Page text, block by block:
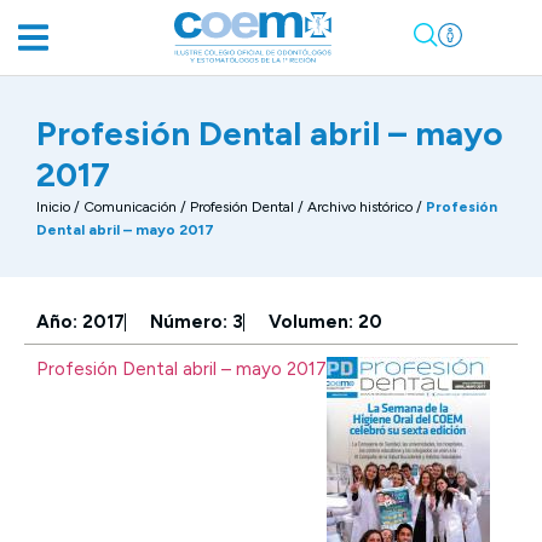
Profesión Dental abril – mayo
2017
Inicio / Comunicación / Profesión Dental / Archivo histórico / Profesión
Dental abril – mayo 2017
Año: 2017 Número: 3 Volumen: 20
Profesión Dental abril – mayo 2017